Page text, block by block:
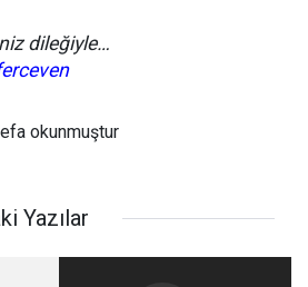
dileğiyle…
okunmuştur
Yazılar